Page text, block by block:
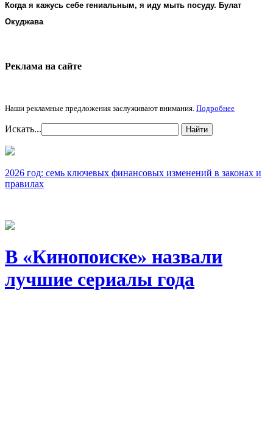
Когда я кажусь себе гениальным, я иду мыть посуду. Булат
Окуджава
Реклама на cайте
Наши рекламные предложения заслуживают внимания. Подробнее
Искать... Найти
2026 год: семь ключевых финансовых изменений в законах и
правилах
В «Кинопоиске» назвали
лучшие сериалы года